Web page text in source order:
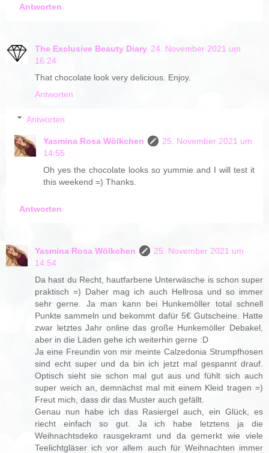
Antworten
The Exclusive Beauty Diary 24. November 2021 um
16:24
That chocolate look very delicious. Enjoy.
Antworten
Antworten
Yasmina Rosa Wölkchen
25. November 2021 um
14:55
Oh yes the chocolate looks so yummie and I will test it
this weekend =) Thanks.
Antworten
Yasmina Rosa Wölkchen
25. November 2021 um
14:54
Da hast du Recht, hautfarbene Unterwäsche is schon super
praktisch =) Daher mag ich auch Hellrosa und so immer
sehr gerne. Ja man kann bei Hunkemöller total schnell
Punkte sammeln und bekommt dafür 5€ Gutscheine. Hatte
zwar letztes Jahr online das große Hunkemöller Debakel,
aber in die Läden gehe ich weiterhin gerne :D
Ja eine Freundin von mir meinte Calzedonia Strumpfhosen
sind echt super und da bin ich jetzt mal gespannt drauf.
Optisch sieht sie schon mal gut aus und fühlt sich auch
super weich an, demnächst mal mit einem Kleid tragen =)
Freut mich, dass dir das Muster auch gefällt.
Genau nun habe ich das Rasiergel auch, ein Glück, es
riecht einfach so gut. Ja ich habe letztens ja die
Weihnachtsdeko rausgekramt und da gemerkt wie viele
Teelichtgläser ich vor allem auch für Weihnachten immer